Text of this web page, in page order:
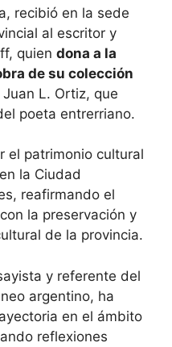
recibió en la sede
al escritor y
quien dona a la
de su colección
L. Ortiz, que
poeta entrerriano.
el patrimonio cultural
la Ciudad
reafirmando el
la preservación y
de la provincia.
y referente del
argentino, ha
en el ámbito
reflexiones